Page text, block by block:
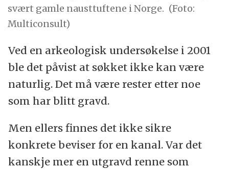
svært gamle nausttuftene i Norge. (Foto:
Multiconsult)
Ved en arkeologisk undersøkelse i 2001
ble det påvist at søkket ikke kan være
naturlig. Det må være rester etter noe
som har blitt gravd.
Men ellers finnes det ikke sikre
konkrete beviser for en kanal. Var det
kanskje mer en utgravd renne som